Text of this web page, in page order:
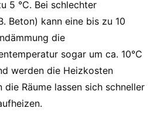
5 °C. Bei schlechter
Beton) kann eine bis zu 10
die
sogar um ca. 10°C
werden die Heizkosten
Räume lassen sich schneller